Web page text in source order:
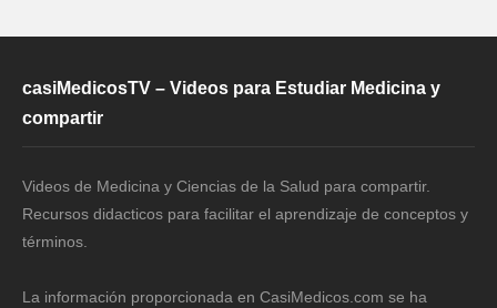
casiMedicosTV – Videos para Estudiar Medicina y
compartir
Videos de Medicina y Ciencias de la Salud para compartir.
Recursos didacticos para facilitar el aprendizaje de conceptos y
términos.
La información proporcionada en CasiMedicos.com se ha